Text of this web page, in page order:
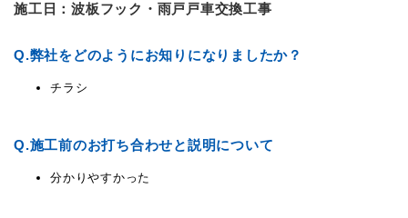
施工日：波板フック・雨戸戸車交換工事
Q.弊社をどのようにお知りになりましたか？
チラシ
Q.施工前のお打ち合わせと説明について
分かりやすかった